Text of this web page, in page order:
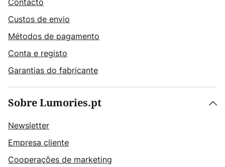
Custos de envio
Métodos de pagamento
Conta e registo
Garantias do fabricante
Sobre Lumories.pt
Newsletter
Empresa cliente
Cooperações de marketing